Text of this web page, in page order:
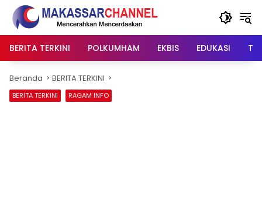
Langsung
konten
BERITA TERKINI
POLKUMHAM EKBIS EDUKASI
Beranda BERITA TERKINI
BERITA TERKINI RAGAM INFO